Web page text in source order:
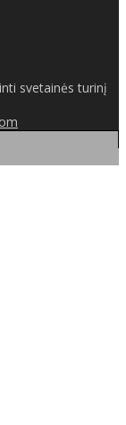
svetainės turinį